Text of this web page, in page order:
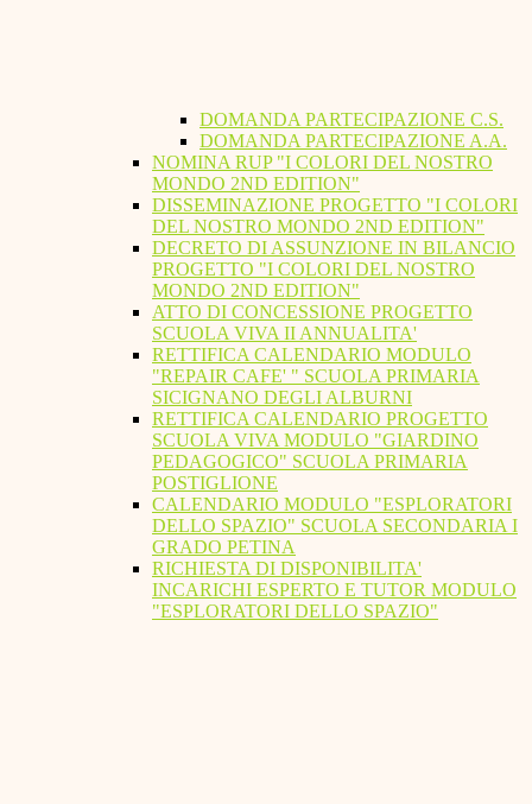
DOMANDA PARTECIPAZIONE C.S.
DOMANDA PARTECIPAZIONE A.A.
NOMINA RUP "I COLORI DEL NOSTRO
MONDO 2ND EDITION"
DISSEMINAZIONE PROGETTO "I COLORI
DEL NOSTRO MONDO 2ND EDITION"
DECRETO DI ASSUNZIONE IN BILANCIO
PROGETTO "I COLORI DEL NOSTRO
MONDO 2ND EDITION"
ATTO DI CONCESSIONE PROGETTO
SCUOLA VIVA II ANNUALITA'
RETTIFICA CALENDARIO MODULO
"REPAIR CAFE' " SCUOLA PRIMARIA
SICIGNANO DEGLI ALBURNI
RETTIFICA CALENDARIO PROGETTO
SCUOLA VIVA MODULO "GIARDINO
PEDAGOGICO" SCUOLA PRIMARIA
POSTIGLIONE
CALENDARIO MODULO "ESPLORATORI
DELLO SPAZIO" SCUOLA SECONDARIA I
GRADO PETINA
RICHIESTA DI DISPONIBILITA'
INCARICHI ESPERTO E TUTOR MODULO
"ESPLORATORI DELLO SPAZIO"